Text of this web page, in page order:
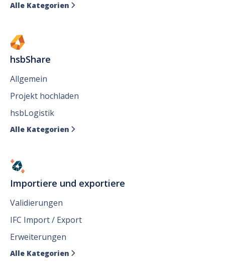
Alle Kategorien 
hsbShare
Allgemein
Projekt hochladen
hsbLogistik
Alle Kategorien 
Importiere und exportiere
Validierungen
IFC Import / Export
Erweiterungen
Alle Kategorien 